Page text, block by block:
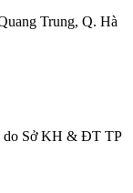
Trung, Q. Hà
do Sở KH & ĐT TP